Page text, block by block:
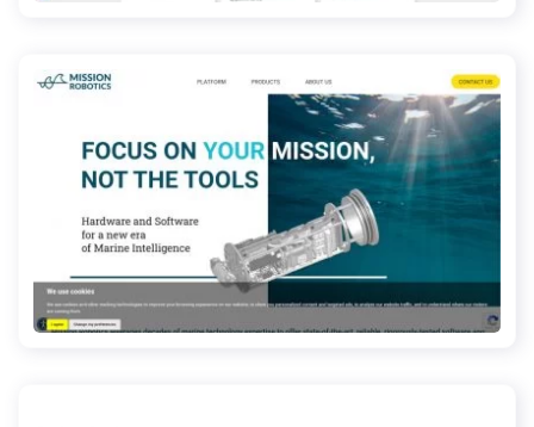
missionrobotics.us